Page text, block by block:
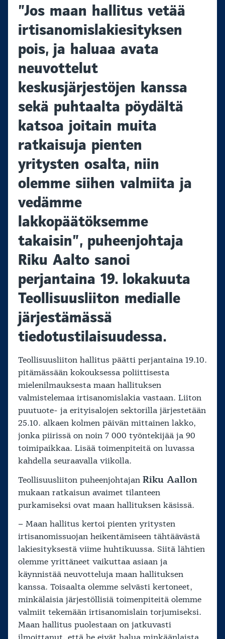
”Jos maan hallitus vetää
irtisanomislakiesityksen
pois, ja haluaa avata
neuvottelut
keskusjärjestöjen kanssa
sekä puhtaalta pöydältä
katsoa joitain muita
ratkaisuja pienten
yritysten osalta, niin
olemme siihen valmiita ja
vedämme
lakkopäätöksemme
takaisin”, puheenjohtaja
Riku Aalto sanoi
perjantaina 19. lokakuuta
Teollisuusliiton medialle
järjestämässä
tiedotustilaisuudessa.
Teollisuusliiton hallitus päätti perjantaina 19.10.
pitämässään kokouksessa poliittisesta
mielenilmauksesta maan hallituksen
valmistelemaa irtisanomislakia vastaan. Liiton
puutuote- ja erityisalojen sektorilla järjestetään
25.10. alkaen kolmen päivän mittainen lakko,
jonka piirissä on noin 7 000 työntekijää ja 90
toimipaikkaa. Lisää toimenpiteitä on luvassa
kahdella seuraavalla viikolla.
Teollisuusliiton puheenjohtajan Riku Aallon
mukaan ratkaisun avaimet tilanteen
purkamiseksi ovat maan hallituksen käsissä.
– Maan hallitus kertoi pienten yritysten
irtisanomissuojan heikentämiseen tähtäävästä
lakiesityksestä viime huhtikuussa. Siitä lähtien
olemme yrittäneet vaikuttaa asiaan ja
käynnistää neuvotteluja maan hallituksen
kanssa. Toisaalta olemme selvästi kertoneet,
minkälaisia järjestöllisiä toimenpiteitä olemme
valmiit tekemään irtisanomislain torjumiseksi.
Maan hallitus puolestaan on jatkuvasti